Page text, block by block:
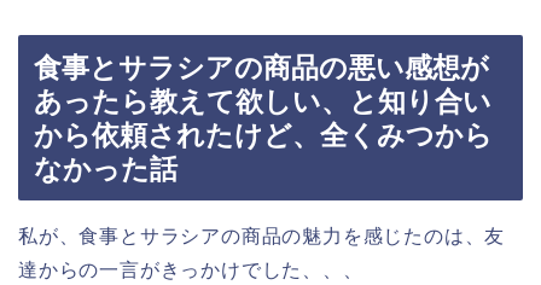
食事とサラシアの商品の悪い感想が
あったら教えて欲しい、と知り合い
から依頼されたけど、全くみつから
なかった話
私が、食事とサラシアの商品の魅力を感じたのは、友
達からの一言がきっかけでした、、、